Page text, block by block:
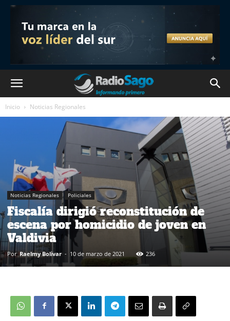
Inicio Noticias Regionales
Noticias Regionales Policiales
Fiscalía dirigió reconstitución de
escena por homicidio de joven en
Valdivia
Por Raelmy Bolivar - 10 de marzo de 2021 236